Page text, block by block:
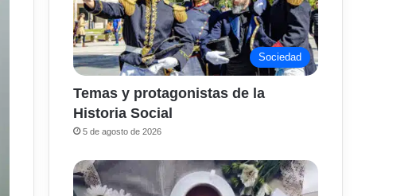
Sociedad
Temas y protagonistas de la
Historia Social
5 de agosto de 2026